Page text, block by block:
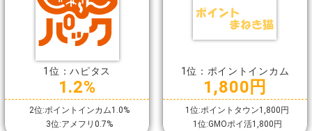
1位：ハピタス
1.2%
2位:ポイントインカム1.0%
3位:アメフリ0.7%
1位：ポイントインカム
1,800円
1位:ポイントタウン1,800円
1位:GMOポイ活1,800円